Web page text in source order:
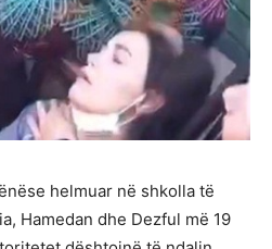
helmuar në shkolla të
Hamedan dhe Dezful më 19